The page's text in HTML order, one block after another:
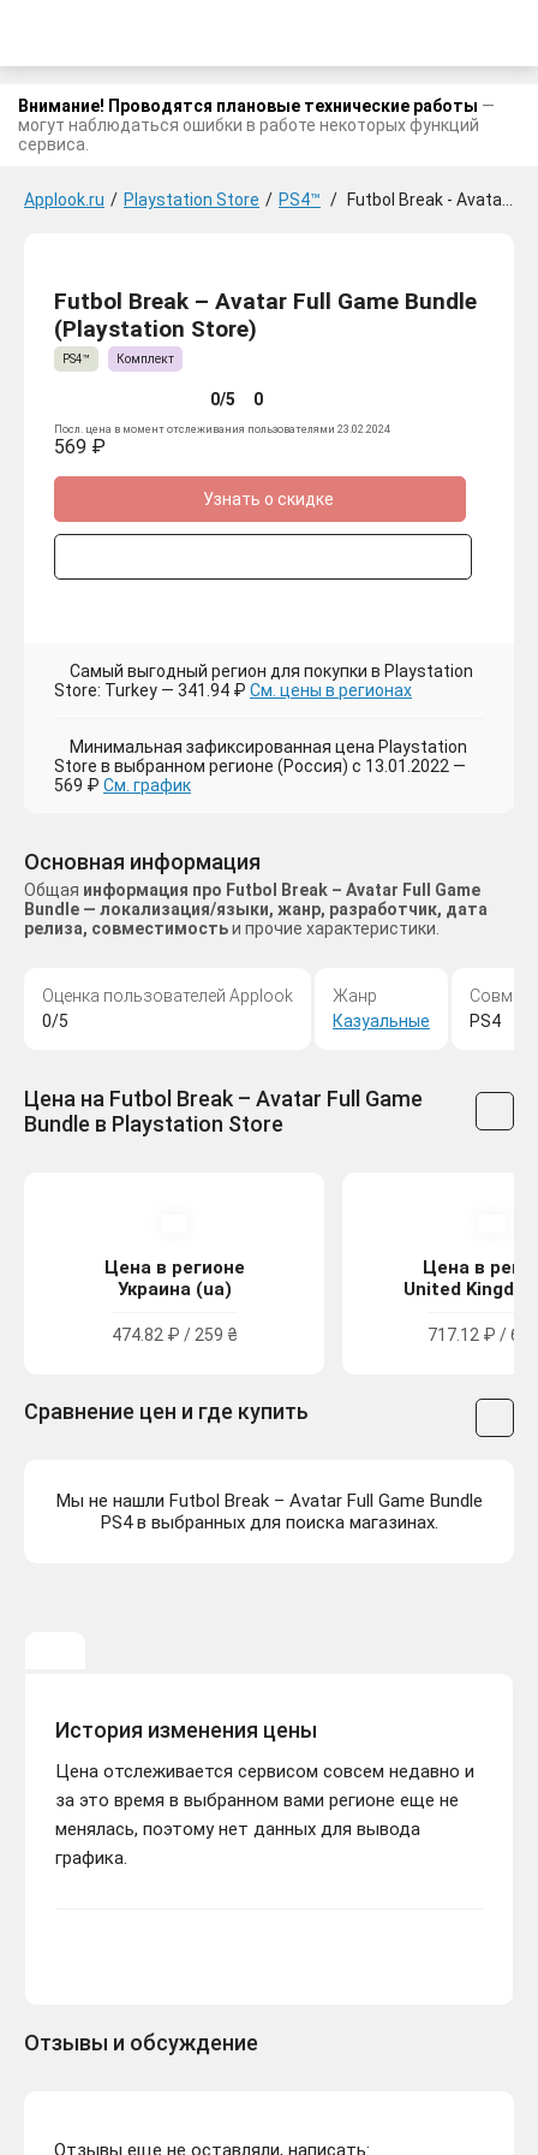
Внимание! Проводятся плановые технические работы —
могут наблюдаться ошибки в работе некоторых функций
сервиса.
Applook.ru / Playstation Store / PS4™ / Futbol Break - Avatar Full Game Bundle
Futbol Break – Avatar Full Game Bundle
(Playstation Store)
PS4™ Комплект
0/5 0
Посл. цена в момент отслеживания пользователями 23.02.2024
569 ₽
Узнать о скидке
Самый выгодный регион для покупки в Playstation
Store: Turkey — 341.94 ₽ См. цены в регионах
Минимальная зафиксированная цена Playstation
Store в выбранном регионе (Россия) с 13.01.2022 —
569 ₽ См. график
Основная информация
Общая информация про Futbol Break – Avatar Full Game
Bundle — локализация/языки, жанр, разработчик, дата
релиза, совместимостьи прочие характеристики.
Оценка пользователей Applook
0/5
Жанр
Казуальные
PS4
Цена на Futbol Break – Avatar Full Game
Bundle в Playstation Store
Цена в регионе
Украина (ua)
474.82 ₽ / 259 ₴
Цена в
United
717.12 ₽ /
Сравнение цен и где купить
Мы не нашли Futbol Break – Avatar Full Game Bundle
PS4 в выбранных для поиска магазинах.
История изменения цены
Цена отслеживается сервисом совсем недавно и
за это время в выбранном вами регионе еще не
менялась, поэтому нет данных для вывода
графика.
Отзывы и обсуждение
Отзывы еще не оставляли, написать: